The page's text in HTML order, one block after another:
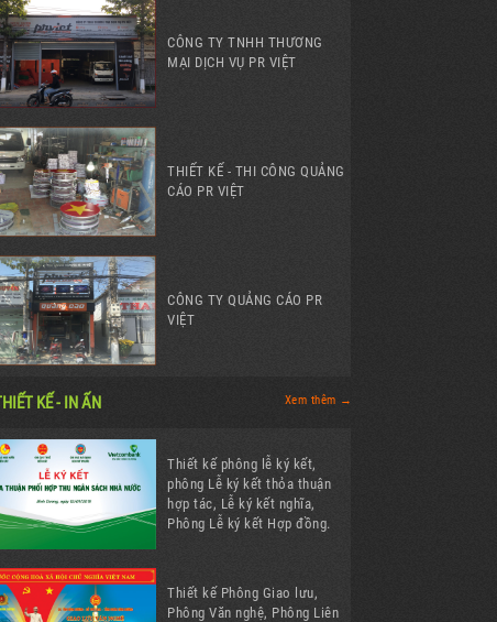
CÔNG TY TNHH THƯƠNG
MẠI DỊCH VỤ PR VIỆT
THIẾT KẾ - THI CÔNG QUẢNG
CÁO PR VIỆT
CÔNG TY QUẢNG CÁO PR
VIỆT
KẾ - IN ẤN Xem thêm →
Thiết kế phông lễ ký kết,
phông Lễ ký kết thỏa thuận
hợp tác, Lễ ký kết nghĩa,
Phông Lễ ký kết Hợp đồng.
Thiết kế Phông Giao lưu,
Phông Văn nghệ, Phông Liên